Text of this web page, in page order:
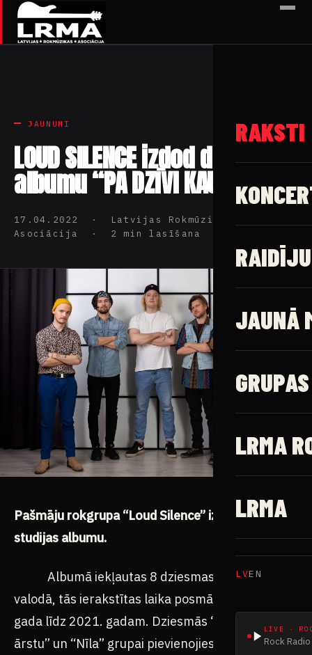
✕
RAKSTI
JAUNĀ
GRUPAS
LRMA
LRMA
LVEN
LIVE ·
Rock
JAUNUMI
LOUD SILENCE izdod debijas
albumu “PA DZĪVI KAUT KĀ TĀ”
17.04.2022 · Latvijas Rokmūzikas
Asociācija · 2 min lasīšana
Pašmāju rokgrupa “Loud Silence” izdod pirmo
studijas albumu.
Albumā iekļautas 8 dziesmas latviešu
valodā, tās ierakstītas laika posmā no 2019.
gada līdz 2021. gadam. Dziesmās “Nevajag
ārstu” un “Nīla” grupai pievienojies jaunais repa